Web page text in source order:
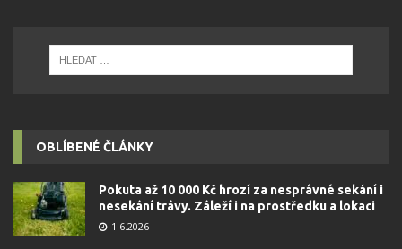
OBLÍBENÉ ČLÁNKY
Pokuta až 10 000 Kč hrozí za nesprávné sekání i
nesekání trávy. Záleží i na prostředku a lokaci
1.6.2026